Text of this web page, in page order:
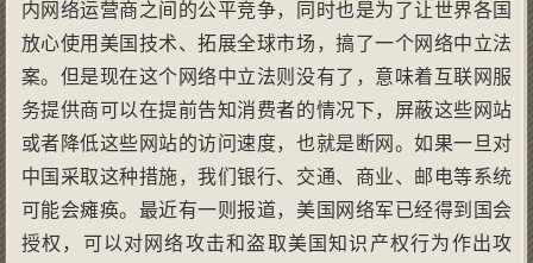
内网络运营商之间的公平竞争，同时也是为了让世界各国
放心使用美国技术、拓展全球市场，搞了一个网络中立法
案。但是现在这个网络中立法则没有了，意味着互联网服
务提供商可以在提前告知消费者的情况下，屏蔽这些网站
或者降低这些网站的访问速度，也就是断网。如果一旦对
中国采取这种措施，我们银行、交通、商业、邮电等系统
可能会瘫痪。最近有一则报道，美国网络军已经得到国会
授权，可以对网络攻击和盗取美国知识产权行为作出攻